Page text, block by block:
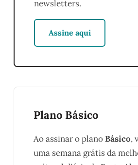
newsletters.
Assine aqui
Plano Básico
Ao assinar o planoBásico,
uma semana grátis da